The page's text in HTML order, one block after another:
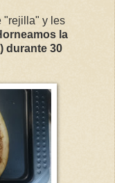
"rejilla" y les
la
durante 30